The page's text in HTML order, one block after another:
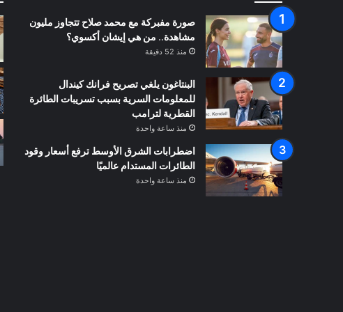
صورة مفبركة مع محمد صلاح تتجاوز مليون
مشاهدة.. من هي إيشان أكسوي؟
منذ 52 دقيقة
البنتاغون يلغي تصريح فرانك كيندال
للمعلومات السرية بسبب تسريبات الطائرة
القطرية لترامب
منذ ساعة واحدة
اضطرابات الشرق الأوسط ترفع أسعار وقود
الطائرات المستدام عالميًا
منذ ساعة واحدة